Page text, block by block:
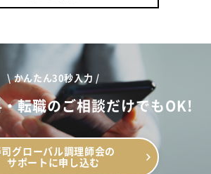
\ かんたん30秒入力 /
転職のご相談だけでもOK!
司グローバル調理師会の
サポートに申し込む